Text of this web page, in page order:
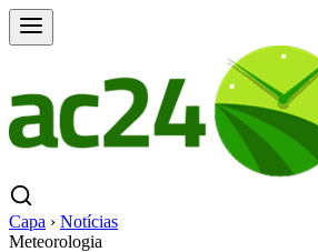
Capa › Notícias
Meteorologia